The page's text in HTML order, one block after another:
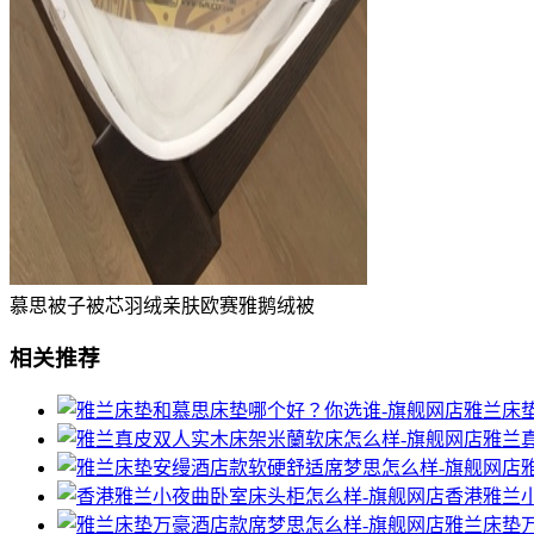
慕思被子被芯羽绒亲肤欧赛雅鹅绒被
相关推荐
雅兰床
雅兰
香港雅兰
雅兰床垫